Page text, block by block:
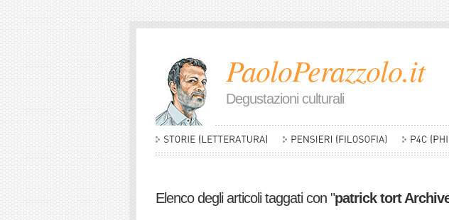
PaoloPerazzolo.it
Degustazioni culturali
Elenco degli articoli taggati con "patrick tort